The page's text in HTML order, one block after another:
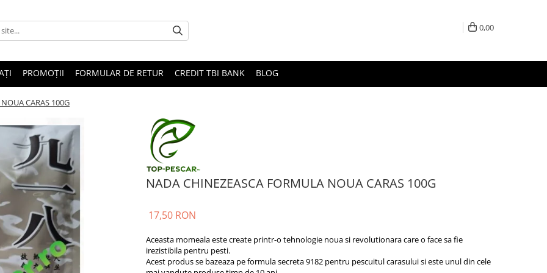
0,00
PROMOȚII FORMULAR DE RETUR CREDIT TBI BANK BLOG
CARAS 100G
NADA CHINEZEASCA FORMULA NOUA CARAS 100G
17,50 RON
Aceasta momeala este create printr-o tehnologie noua si revolutionara care o face sa fie
irezistibila pentru pesti.
Acest produs se bazeaza pe formula secreta 9182 pentru pescuitul carasului si este unul din cele